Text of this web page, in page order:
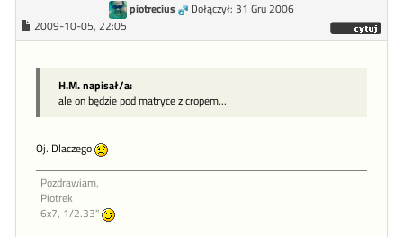
piotrecius
Dołączył: 31 Gru 2006
2009-10-05, 22:05
H.M. napisał/a:
ale on będzie pod matryce z cropem...
Oj. Dlaczego
Pozdrawiam,
Piotrek
6x7, 1/2.33"